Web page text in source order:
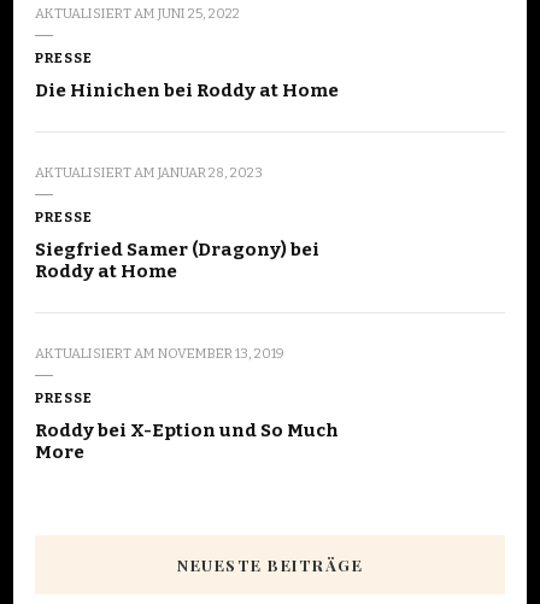
AKTUALISIERT AM JUNI 25, 2022
PRESSE
Die Hinichen bei Roddy at Home
AKTUALISIERT AM JANUAR 28, 2023
PRESSE
Siegfried Samer (Dragony) bei
Roddy at Home
AKTUALISIERT AM NOVEMBER 13, 2019
PRESSE
Roddy bei X-Eption und So Much
More
NEUESTE BEITRÄGE